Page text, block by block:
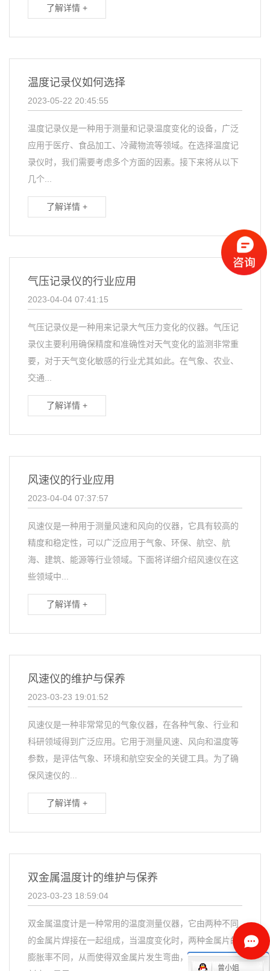
了解详情 +
温度记录仪如何选择
2023-05-22 20:45:55
温度记录仪是一种用于测量和记录温度变化的设备，广泛
应用于医疗、食品加工、冷藏物流等领域。在选择温度记
录仪时，我们需要考虑多个方面的因素。接下来将从以下
几个...
了解详情 +
气压记录仪的行业应用
2023-04-04 07:41:15
气压记录仪是一种用来记录大气压力变化的仪器。气压记
录仪主要利用确保精度和准确性对天气变化的监测非常重
要，对于天气变化敏感的行业尤其如此。在气象、农业、
交通...
了解详情 +
风速仪的行业应用
2023-04-04 07:37:57
风速仪是一种用于测量风速和风向的仪器，它具有较高的
精度和稳定性，可以广泛应用于气象、环保、航空、航
海、建筑、能源等行业领域。下面将详细介绍风速仪在这
些领域中...
了解详情 +
风速仪的维护与保养
2023-03-23 19:01:52
风速仪是一种非常常见的气象仪器，在各种气象、行业和
科研领域得到广泛应用。它用于测量风速、风向和温度等
参数，是评估气象、环境和航空安全的关键工具。为了确
保风速仪的...
了解详情 +
双金属温度计的维护与保养
2023-03-23 18:59:04
双金属温度计是一种常用的温度测量仪器，它由两种不同
的金属片焊接在一起组成，当温度变化时，两种金属片的
膨胀率不同，从而使得双金属片发生弯曲，从而产生一个
曾小姐